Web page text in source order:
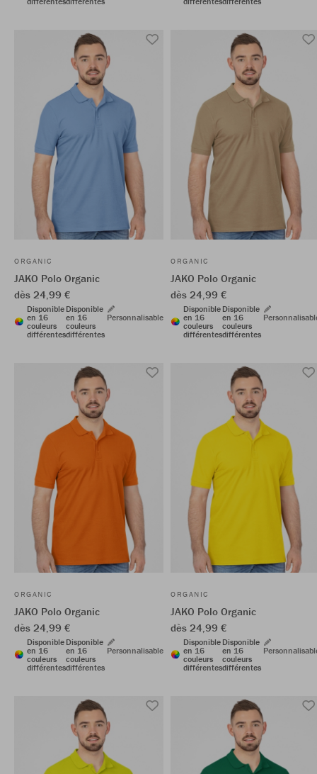
ORGANIC
JAKO Polo Organic
dès 24,99 €
Disponible
en 16
couleurs
différentes
Disponible
en 16
couleurs
différentes
Personnalisable
ORGANIC
JAKO Polo Organic
dès 24,99 €
Disponible
en 16
couleurs
différentes
Disponible
en 16
couleurs
différentes
ORGANIC
JAKO Polo Organic
dès 24,99 €
Disponible
en 16
couleurs
différentes
Disponible
en 16
couleurs
différentes
Personnalisable
ORGANIC
JAKO Polo Organic
dès 24,99 €
Disponible
en 16
couleurs
différentes
Disponible
en 16
couleurs
différentes